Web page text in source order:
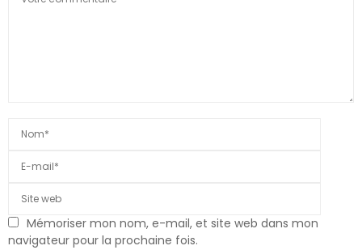
Mémoriser mon nom, e-mail, et site web dans mon
navigateur pour la prochaine fois.